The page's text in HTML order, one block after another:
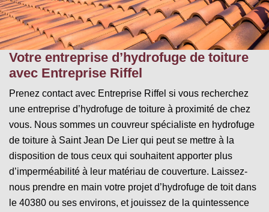
Votre entreprise d’hydrofuge de toiture
avec Entreprise Riffel
Prenez contact avec Entreprise Riffel si vous recherchez
une entreprise d’hydrofuge de toiture à proximité de chez
vous. Nous sommes un couvreur spécialiste en hydrofuge
de toiture à Saint Jean De Lier qui peut se mettre à la
disposition de tous ceux qui souhaitent apporter plus
d’imperméabilité à leur matériau de couverture. Laissez-
nous prendre en main votre projet d’hydrofuge de toit dans
le 40380 ou ses environs, et jouissez de la quintessence